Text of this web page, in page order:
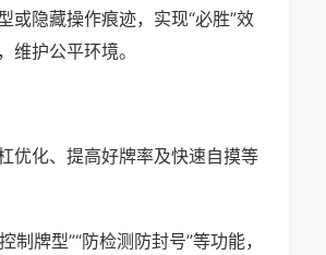
或隐藏操作痕迹，实现“必胜”效
护公平环境。
优化、提高好牌率及快速自摸等
牌型”“防检测防封号”等功能，